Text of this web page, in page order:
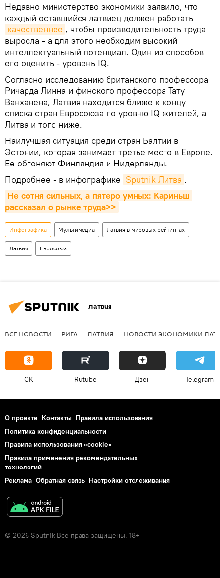
Недавно министерство экономики заявило, что
каждый оставшийся латвиец должен работать
качественнее , чтобы производительность труда
выросла - а для этого необходим высокий
интеллектуальный потенциал. Один из способов
его оценить - уровень IQ.
Согласно исследованию британского профессора
Ричарда Линна и финского профессора Тату
Ванханена, Латвия находится ближе к концу
списка стран Евросоюза по уровню IQ жителей, а
Литва и того ниже.
Наилучшая ситуация среди стран Балтии в
Эстонии, которая занимает третье место в Европе.
Ее обгоняют Финляндия и Нидерланды.
Подробнее - в инфографике Sputnik Литва .
Не сотня сильных, а пятеро умных: Кариньш
рассказал о рынке труда>>
Инфографика Мультимедиа Латвия в мировых рейтингах
Латвия Евросоюз
Латвия
ВСЕ НОВОСТИ РИГА ЛАТВИЯ НОВОСТИ ЭКОНОМИКИ
OK Rutube Дзен Telegram
О проекте Контакты Правила использования
Политика конфиденциальности
Правила использования «cookie»
Правила применения рекомендательных
технологий
Реклама Обратная связь Настройки отслеживания
© 2026 Sputnik Все права защищены. 18+